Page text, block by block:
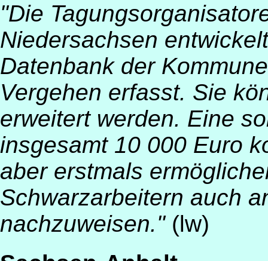
"Die
Niedersachsen
Datenbank der
Vergehen erfasst. Sie
erweitert werden. Eine
insgesamt 10 000 Euro
aber erstmals
Schwarzarbeitern auch
nachzuweisen."(lw)